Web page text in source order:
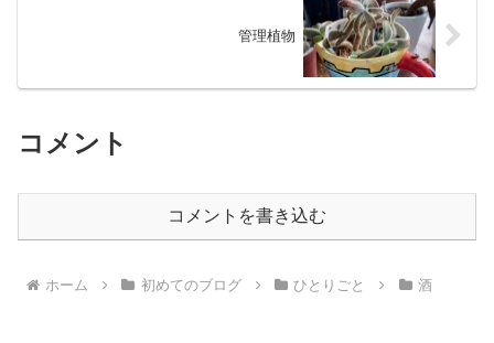
管理植物
コメント
コメントを書き込む
ホーム 初めてのブログ ひとりごと 酒